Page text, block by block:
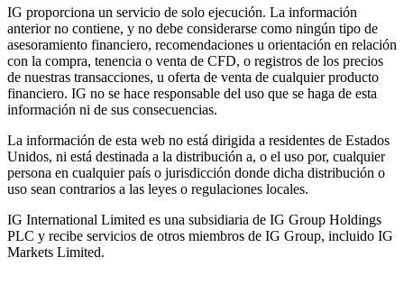
IG proporciona un servicio de solo ejecución. La información
anterior no contiene, y no debe considerarse como ningún tipo de
asesoramiento financiero, recomendaciones u orientación en relación
con la compra, tenencia o venta de CFD, o registros de los precios
de nuestras transacciones, u oferta de venta de cualquier producto
financiero. IG no se hace responsable del uso que se haga de esta
información ni de sus consecuencias.
La información de esta web no está dirigida a residentes de Estados
Unidos, ni está destinada a la distribución a, o el uso por, cualquier
persona en cualquier país o jurisdicción donde dicha distribución o
uso sean contrarios a las leyes o regulaciones locales.
IG International Limited es una subsidiaria de IG Group Holdings
PLC y recibe servicios de otros miembros de IG Group, incluido IG
Markets Limited.